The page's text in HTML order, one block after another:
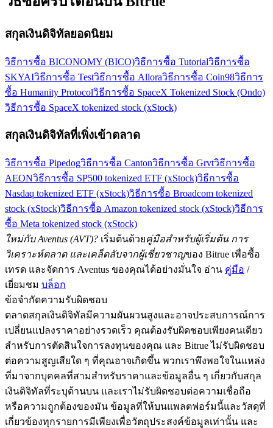
สกุลเงินดิจิทัลยอดนิยม
วิธีการซื้อ BICONOMY (BICO)วิธีการซื้อ Tutorialวิธีการซื้อ
SKYAIวิธีการซื้อ Testวิธีการซื้อ Alloraวิธีการซื้อ Coin98วิธีการ
ซื้อ Humanity Protocolวิธีการซื้อ SpaceX Tokenized Stock (Ondo)
วิธีการซื้อ SpaceX tokenized stock (xStock)
สกุลเงินดิจิทัลที่เพิ่งเข้าตลาด
วิธีการซื้อ Pipedogวิธีการซื้อ Cantonวิธีการซื้อ Grvtวิธีการซื้อ
AEONวิธีการซื้อ SP500 tokenized ETF (xStock)วิธีการซื้อ
Nasdaq tokenized ETF (xStock)วิธีการซื้อ Broadcom tokenized
stock (xStock)วิธีการซื้อ Amazon tokenized stock (xStock)วิธีการ
ซื้อ Meta tokenized stock (xStock)
ใหม่กับ Aventus (AVT)? เริ่มต้นด้วยคู่มือสำหรับผู้เริ่มต้น การ
วิเคราะห์ตลาด และเคล็ดลับจากผู้เชี่ยวชาญของ Bitrue เพื่อซื้อ
เทรด และจัดการ Aventus ของคุณได้อย่างมั่นใจ อ่าน คู่มือ /
เยี่ยมชม บล็อก
ข้อจำกัดความรับผิดชอบ
ตลาดสกุลเงินดิจิทัลมีความผันผวนสูงและอาจประสบการณ์การ
เปลี่ยนแปลงราคาอย่างรวดเร็ว คุณต้องรับผิดชอบเพียงคนเดียว
สำหรับการตัดสินใจการลงทุนของคุณ และ Bitrue ไม่รับผิดชอบ
ต่อความสูญเสียใด ๆ ที่คุณอาจเกิดขึ้น พวกเราพึงพอใจในแหล่ง
ที่มาจากบุคคลที่สามสำหรับราคาและข้อมูลอื่น ๆ เกี่ยวกับสกุล
เงินดิจิทัลที่ระบุด้านบน และเราไม่รับผิดชอบต่อความเชื่อถือ
หรือความถูกต้องของมัน ข้อมูลที่ให้บนแพลตฟอร์มนี้และวัสดุที่
เกี่ยวข้องทุกรายการมีเพียงเพื่อวัตถุประสงค์ข้อมูลเท่านั้น และ